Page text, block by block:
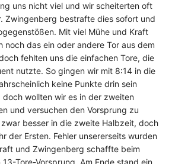
uns nicht viel und wir scheiterten oft
Zwingenberg bestrafte dies sofort und
Mit viel Mühe und Kraft
noch das ein oder andere Tor aus dem
fehlten uns die einfachen Tore, die
nutzte. So gingen wir mit 8:14 in die
keine Punkte drin sein
doch wollten wir es in der zweiten
und versuchen den Vorsprung zu
besser in die zweite Halbzeit, doch
der Ersten. Fehler unsererseits wurden
und Zwingenberg schaffte beim